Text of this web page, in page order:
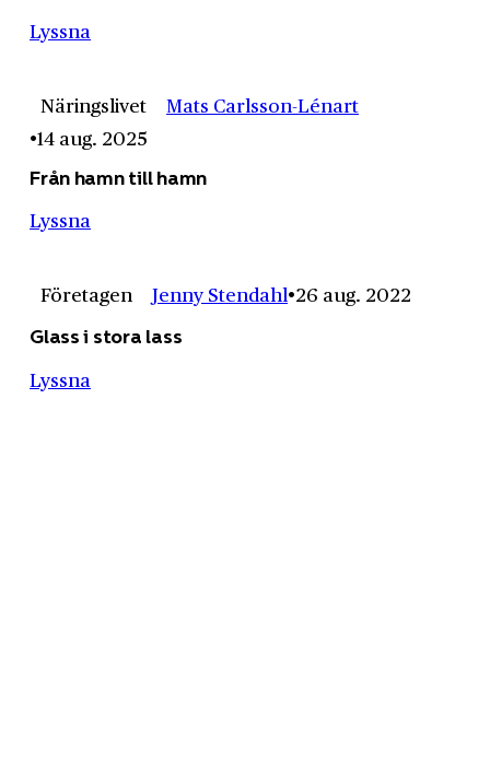
Lyssna
Näringslivet
Mats Carlsson-Lénart
14 aug. 2025
Från hamn till hamn
Lyssna
Företagen Jenny Stendahl 26 aug. 2022
Glass i stora lass
Lyssna